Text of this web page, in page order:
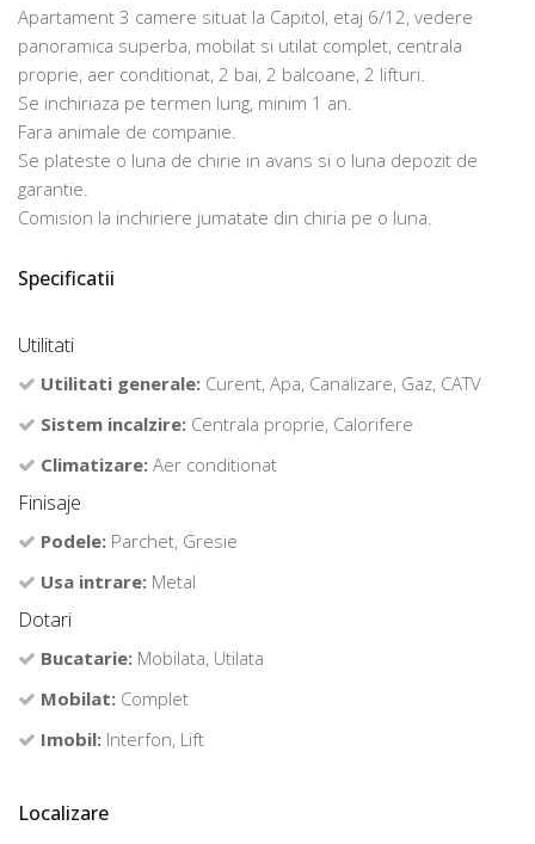
Apartament 3 camere situat la Capitol, etaj 6/12, vedere
panoramica superba, mobilat si utilat complet, centrala
proprie, aer conditionat, 2 bai, 2 balcoane, 2 lifturi.
Se inchiriaza pe termen lung, minim 1 an.
Fara animale de companie.
Se plateste o luna de chirie in avans si o luna depozit de
garantie.
Comision la inchiriere jumatate din chiria pe o luna.
Specificatii
Utilitati
Utilitati generale: Curent, Apa, Canalizare, Gaz, CATV
Sistem incalzire: Centrala proprie, Calorifere
Climatizare: Aer conditionat
Finisaje
Podele: Parchet, Gresie
Usa intrare: Metal
Dotari
Bucatarie: Mobilata, Utilata
Mobilat: Complet
Imobil: Interfon, Lift
Localizare